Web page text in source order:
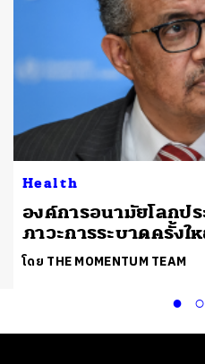
Health
องค์การอนามัยโลกป
ภาวะการระบาดครั้ง
โดย THE MOMENTUM TEAM